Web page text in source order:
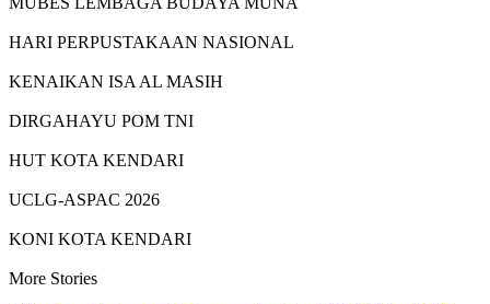
HARI PERPUSTAKAAN NASIONAL
KENAIKAN ISA AL MASIH
DIRGAHAYU POM TNI
HUT KOTA KENDARI
UCLG-ASPAC 2026
KONI KOTA KENDARI
More Stories